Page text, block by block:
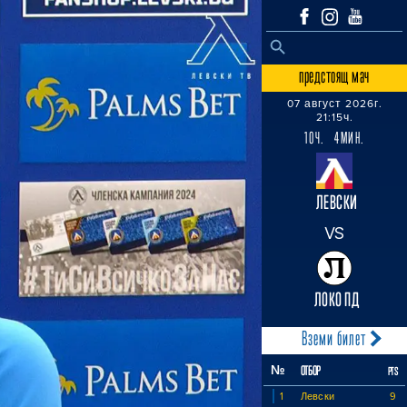
Search
SEARCH BUTTON
предстоящ мач
07 август 2026г.
21:15ч.
10Ч. 4МИН.
ЛЕВСКИ
VS
ЛОКО ПД
Вземи билет
№ ОТБОР PTS
1 Левски 9